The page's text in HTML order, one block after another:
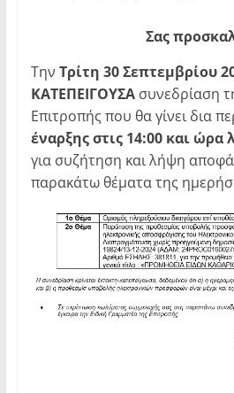
Σας
Την Τρίτη 30 Σεπτεμβρίου
ΚΑΤΕΠΕΙΓΟΥΣΑ συνεδρίαση
Επιτροπής που θα γίνει δια
έναρξης στις 14:00 και ώρα
για συζήτηση και λήψη
παρακάτω θέματα της